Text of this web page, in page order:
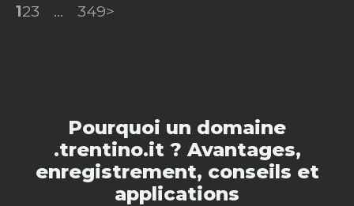
123 ... 349>
Pourquoi un domaine
.trentino.it ? Avantages,
enregistrement, conseils et
applications